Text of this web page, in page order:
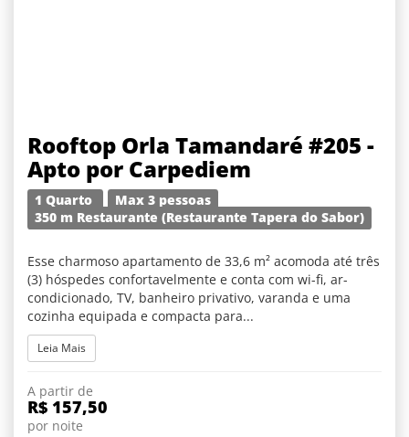
Rooftop Orla Tamandaré #205 -
Apto por Carpediem
1 Quarto
Max 3 pessoas
350 m Restaurante (Restaurante Tapera do Sabor)
Esse charmoso apartamento de 33,6 m² acomoda até três
(3) hóspedes confortavelmente e conta com wi-fi, ar-
condicionado, TV, banheiro privativo, varanda e uma
cozinha equipada e compacta para...
Leia Mais
A partir de
R$ 157,50
por noite